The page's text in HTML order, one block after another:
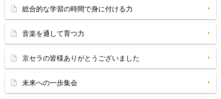
総合的な学習の時間で身に付ける力
音楽を通して育つ力
京セラの皆様ありがとうございました
未来への一歩集会